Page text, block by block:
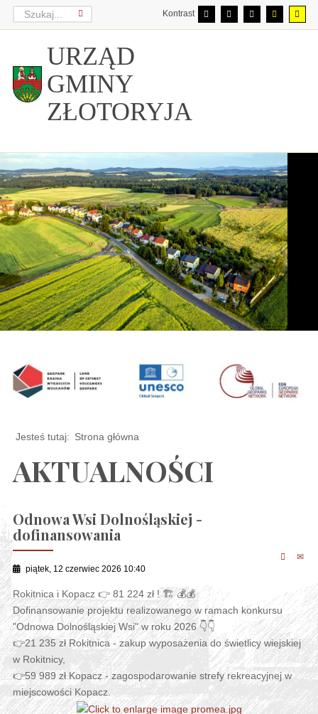
Kontrast
URZĄD
GMINY
ZŁOTORYJA
Jesteś tutaj: Strona główna
AKTUALNOŚCI
Odnowa Wsi Dolnośląskiej -
dofinansowania
piątek, 12 czerwiec 2026 10:40
Rokitnica i Kopacz 👉 81 224 zł ! 🏗 💰💰
Dofinansowanie projektu realizowanego w ramach konkursu
"Odnowa Dolnośląskiej Wsi" w roku 2026 👇👇
👉21 235 zł Rokitnica - zakup wyposażenia do świetlicy wiejskiej
w Rokitnicy,
👉59 989 zł Kopacz - zagospodarowanie strefy rekreacyjnej w
miejscowości Kopacz.